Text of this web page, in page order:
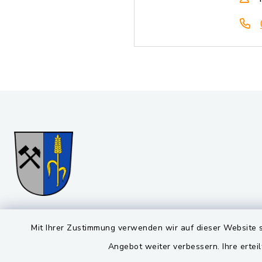
Mit Ihrer Zustimmung verwenden wir auf dieser
Angebot weiter verbessern. Ihre
Gemeinde Stulln